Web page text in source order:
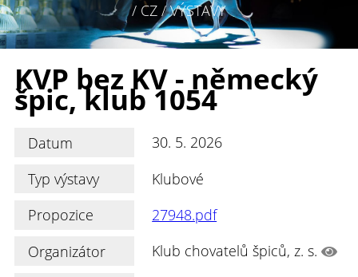
/ CZ / VÝSTAVY
KVP bez KV - německý
špic, klub 1054
Datum
30. 5. 2026
Typ výstavy
Klubové
Propozice
27948.pdf
Organizátor
Klub chovatelů špiců, z. s.